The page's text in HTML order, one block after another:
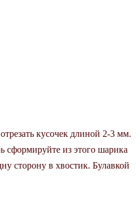
кусочек длиной 2-3 мм.
сформируйте из этого шарика
сторону в хвостик. Булавкой